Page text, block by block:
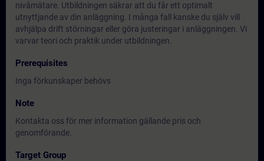
nivåmätare. Utbildningen säkrar att du får ett optimalt
utnyttjande av din anläggning. I många fall kanske du själv vill
avhjälpa drift störningar eller göra justeringar i anläggningen. Vi
varvar teori och praktik under utbildningen.
Prerequisites
Inga förkunskaper behövs
Note
Kontakta oss för mer information gällande pris och
genomförande.
Target Group